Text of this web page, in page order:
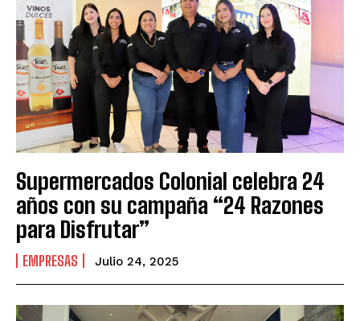
Supermercados Colonial celebra 24
años con su campaña “24 Razones
para Disfrutar”
EMPRESAS Julio 24, 2025